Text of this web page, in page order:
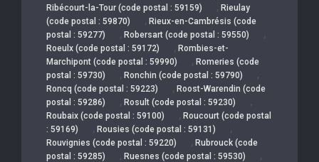
Ribécourt-la-Tour (code postal : 59159) , Rieulay
(code postal : 59870)
, Rieux-en-Cambrésis (code
postal : 59277)
, Robersart (code postal : 59550) ,
Roeulx (code postal : 59172) , Rombies-et-
Marchipont (code postal : 59990)
, Romeries (code
postal : 59730)
, Ronchin (code postal : 59790) ,
Roncq (code postal : 59223) , Roost-Warendin (code
postal : 59286)
, Rosult (code postal : 59230) ,
Roubaix (code postal : 59100) , Roucourt (code postal
: 59169)
, Rousies (code postal : 59131) ,
Rouvignies (code postal : 59220) , Rubrouck (code
postal : 59285)
, Ruesnes (code postal : 59530) ,